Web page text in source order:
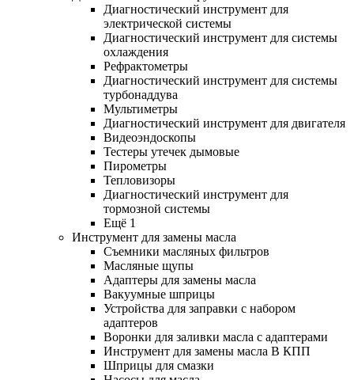
Диагностический инструмент для
электрической системы
Диагностический инструмент для системы
охлаждения
Рефрактометры
Диагностический инструмент для системы
турбонаддува
Мультиметры
Диагностический инструмент для двигателя
Видеоэндоскопы
Тестеры утечек дымовые
Пирометры
Тепловизоры
Диагностический инструмент для
тормозной системы
Ещё 1
Инструмент для замены масла
Съемники масляных фильтров
Масляные щупы
Адаптеры для замены масла
Вакуумные шприцы
Устройства для заправки с набором
адаптеров
Воронки для заливки масла с адаптерами
Инструмент для замены масла В КПП
Шприцы для смазки